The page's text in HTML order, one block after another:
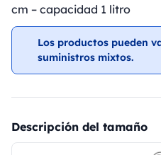
cm – capacidad 1 litro
Los productos pueden
suministros mixtos.
Descripción del tamaño